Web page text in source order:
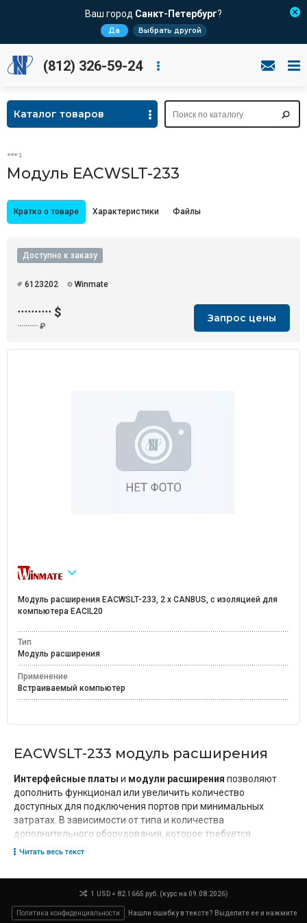
Ваш город Санкт-Петербург?
Да Выбрать другой
(812) 326-59-24
Каталог товаров
Модуль EACWSLT-233
Кратко о товаре Характеристики Файлы
Доступно к заказу
6123202 Winmate
·········· $
·········· ₽
Запрос цены
Модуль расширения EACWSLT-233, 2 х CANBUS, с изоляцией для
компьютера EACIL20
Тип
Модуль расширения
Применение
Встраиваемый компьютер
EACWSLT-233 модуль расширения
Интерфейсные платы и модули расширения позволяют
дополнить функционал или увеличить количество
доступных для подключения портов при минимальных
затратах. В зависимости от типа и количества
дополнительного оборудования, которое требуется
подключить к основной системе, выбирается
систем отличаются повышенным уровнем наработки на
способны работать при низких и высоких температурах.
Читать весь текст
1 USD = 82.1665 руб. (курс на 09.08.2026)
Политика конфиденциальности Нашли ошибку в тексте? Выделите ее и нажмите